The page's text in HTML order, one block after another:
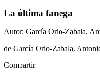
La última fanega
Autor: García Orio-Zabala,
de García Orio-Zabala,
Compartir